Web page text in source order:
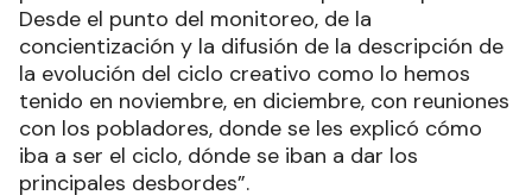
Desde el punto del monitoreo, de la
concientización y la difusión de la descripción de
la evolución del ciclo creativo como lo hemos
tenido en noviembre, en diciembre, con reuniones
con los pobladores, donde se les explicó cómo
iba a ser el ciclo, dónde se iban a dar los
principales desbordes”.